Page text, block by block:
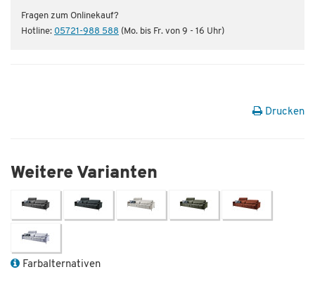
Fragen zum Onlinekauf?
Hotline: 05721-988 588 (Mo. bis Fr. von 9 - 16 Uhr)
Drucken
Weitere Varianten
Farbalternativen